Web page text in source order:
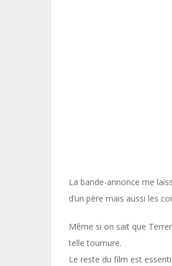
La bande-annonce me
d’un père mais aussi les
Même si on sait que
telle tournure.
Le reste du film est